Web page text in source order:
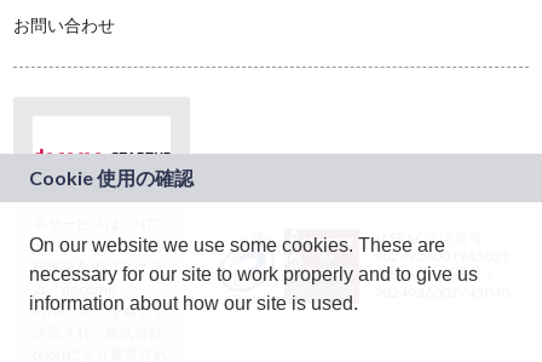
お問い合わせ
ドコモグループの新
規事業創出プログラ
ム「docomo
STARTUP」を通じて
JASRAC許諾番号：
9024936001Y45037
JASRAC許諾番号：
On our website we use some cookies. These are
necessary for our site to work properly and to give us
information about how our site is used.